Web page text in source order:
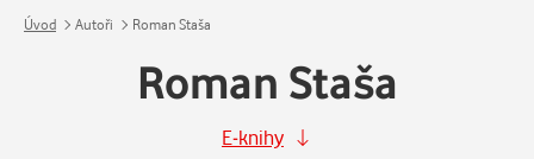
Úvod Autoři Roman Staša
Roman Staša
E-knihy